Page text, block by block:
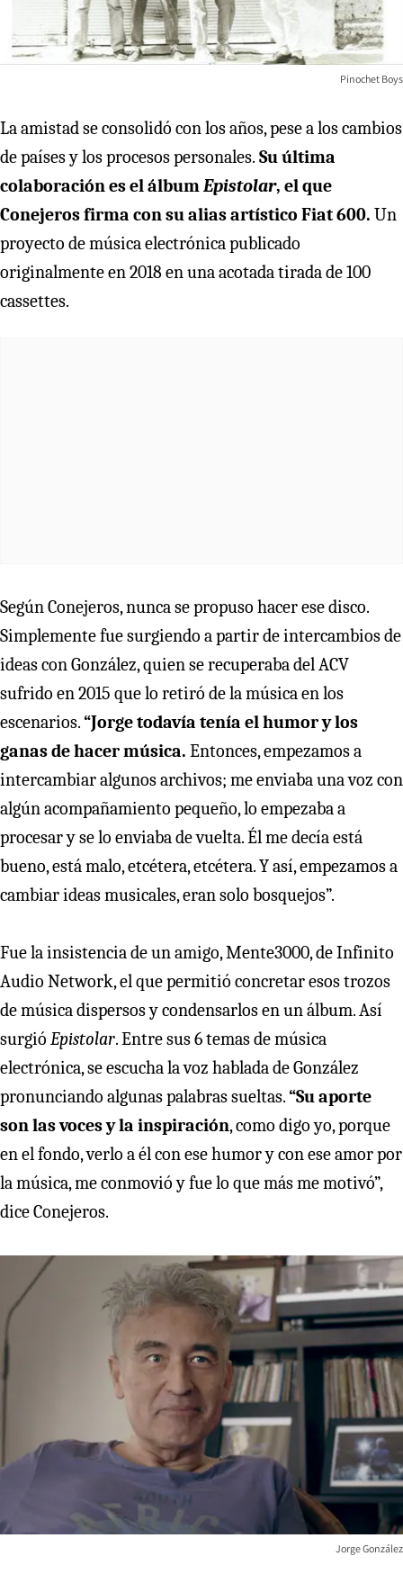
Pinochet Boys
La amistad se consolidó con los años, pese a los cambios
de países y los procesos personales. Su última
colaboración es el álbumEpistolar, el que
Conejeros firma con su alias artístico Fiat 600. Un
proyecto de música electrónica publicado
originalmente en 2018 en una acotada tirada de 100
cassettes.
Según Conejeros, nunca se propuso hacer ese disco.
Simplemente fue surgiendo a partir de intercambios de
ideas con González, quien se recuperaba del ACV
sufrido en 2015 que lo retiró de la música en los
escenarios.“Jorge todavía tenía el humor y los
ganas de hacer música. Entonces, empezamos a
intercambiar algunos archivos; me enviaba una voz con
algún acompañamiento pequeño, lo empezaba a
procesar y se lo enviaba de vuelta. Él me decía está
bueno, está malo, etcétera, etcétera. Y así, empezamos a
cambiar ideas musicales, eran solo bosquejos”.
Fue la insistencia de un amigo, Mente3000, de Infinito
Audio Network, el que permitió concretar esos trozos
de música dispersos y condensarlos en un álbum. Así
surgió Epistolar. Entre sus 6 temas de música
electrónica, se escucha la voz hablada de González
pronunciando algunas palabras sueltas.“Su aporte
son las voces y la inspiración, como digo yo, porque
en el fondo, verlo a él con ese humor y con ese amor por
la música, me conmovió y fue lo que más me motivó”,
dice Conejeros.
Jorge González